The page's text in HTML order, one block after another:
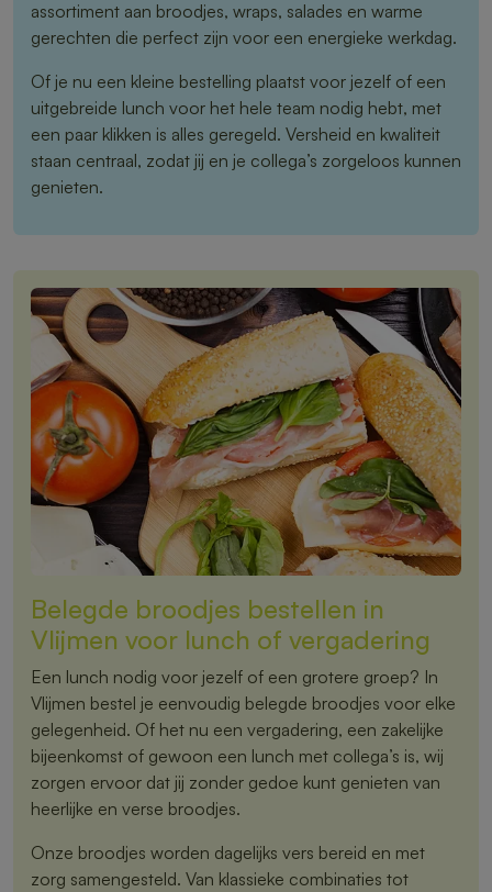
assortiment aan broodjes, wraps, salades en warme
gerechten die perfect zijn voor een energieke werkdag.
Of je nu een kleine bestelling plaatst voor jezelf of een
uitgebreide lunch voor het hele team nodig hebt, met
een paar klikken is alles geregeld. Versheid en kwaliteit
staan centraal, zodat jij en je collega’s zorgeloos kunnen
genieten.
Belegde broodjes bestellen in
Vlijmen voor lunch of vergadering
Een lunch nodig voor jezelf of een grotere groep? In
Vlijmen bestel je eenvoudig belegde broodjes voor elke
gelegenheid. Of het nu een vergadering, een zakelijke
bijeenkomst of gewoon een lunch met collega’s is, wij
zorgen ervoor dat jij zonder gedoe kunt genieten van
heerlijke en verse broodjes.
Onze broodjes worden dagelijks vers bereid en met
zorg samengesteld. Van klassieke combinaties tot